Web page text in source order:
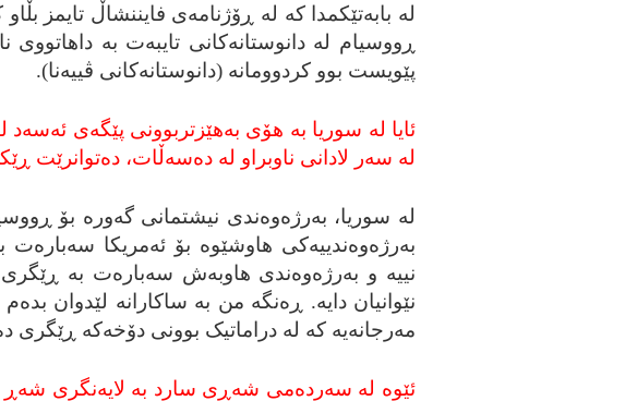
له‌ بابه‌تێکمدا که‌ له‌ ڕۆژنامه‌ی فایننشاڵ تایمز
ڕووسیام له‌ دانوستانه‌کانی تایبه‌ت به‌
پێویست بوو کردوومانه‌ (دانوستانه‌کانی ڤییه‌نا).
ئایا له‌ سوریا به‌ هۆی به‌هێزتربوونی پێگه‌ی ئه‌سه‌د
له‌ سه‌ر لادانی ناوبراو له‌ ده‌سه‌ڵات، ده‌توانرێت
له‌ سوریا، به‌رژه‌وه‌ندی نیشتمانی گه‌وره‌ بۆ
به‌رژه‌وه‌ندییه‌کی هاوشێوه‌ بۆ ئه‌مریکا سه‌باره‌ت
نییه‌ و به‌رژه‌وه‌ندی هاوبه‌ش سه‌باره‌ت به‌
نێوانیان دایه‌. ڕه‌نگه‌ من به‌ ساکارانه‌ لێدوان
مه‌رجانه‌یه‌ که‌ له‌ دراماتیک بوونی دۆخه‌که‌ ڕێگری
ئێوه‌ له‌ سه‌رده‌می شه‌ڕی سارد به‌ لایه‌نگری شه‌ڕ